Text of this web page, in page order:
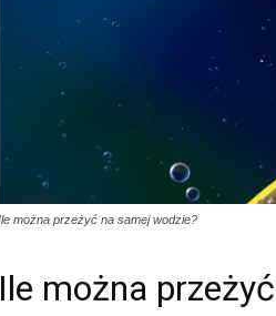
można przeżyć na samej wodzie?
Ile można